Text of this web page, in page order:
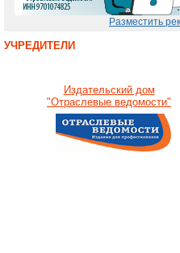
Разместить
УЧРЕДИТЕЛИ
Издательский дом
"Отраслевые ведомости"